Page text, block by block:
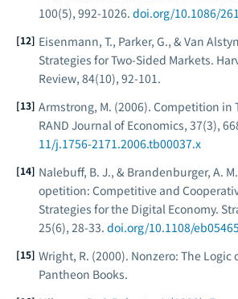
100(5), 992-1026. doi.org/10.1086/
Eisenmann, T., Parker, G., & Van
Strategies for Two-Sided Markets.
Review, 84(10), 92-101.
Armstrong, M. (2006). Competition in
RAND Journal of Economics, 37(3),
11/j.1756-2171.2006.tb00037.x
Nalebuff, B. J., & Brandenburger, A.
opetition: Competitive and
Strategies for the Digital Economy.
25(6), 28-33. doi.org/10.1108/
Wright, R. (2000). Nonzero: The Logic
Pantheon Books.